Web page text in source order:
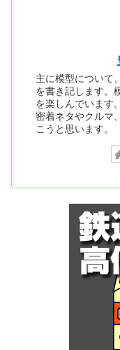
主に模型について
を書き記します。
を楽しんでいます
密着ネタやクルマ
こうと思います。